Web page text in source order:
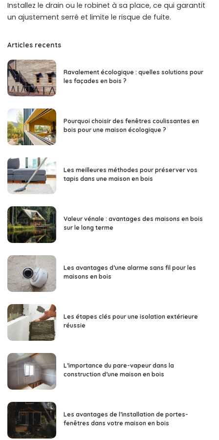
Installez le drain ou le robinet à sa place, ce qui garantit
un ajustement serré et limite le risque de fuite.
Articles recents
Ravalement écologique : quelles solutions pour
les façades en bois ?
Pourquoi choisir des fenêtres coulissantes en
bois pour une maison écologique ?
Les meilleures méthodes pour préserver vos
tapis dans une maison en bois
Valeur vénale : avantages des maisons en bois
sur le long terme
Les avantages d’une alarme sans fil pour les
maisons en bois
Les étapes clés pour une isolation extérieure
réussie
L’importance du pare-vapeur dans la
construction d’une maison en bois
Les avantages de l’installation de portes-
fenêtres dans votre maison en bois